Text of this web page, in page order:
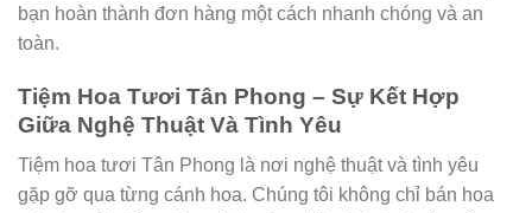
bạn hoàn thành đơn hàng một cách nhanh chóng và an
toàn.
Tiệm Hoa Tươi Tân Phong – Sự Kết Hợp
Giữa Nghệ Thuật Và Tình Yêu
Tiệm hoa tươi Tân Phong là nơi nghệ thuật và tình yêu
gặp gỡ qua từng cánh hoa. Chúng tôi không chỉ bán hoa